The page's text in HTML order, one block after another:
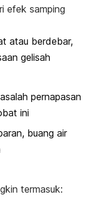
efek samping
atau berdebar,
gelisah
pernapasan
ini
buang air
termasuk: